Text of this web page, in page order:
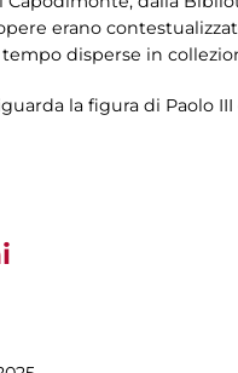
erano
disperse in
la figura di Paolo